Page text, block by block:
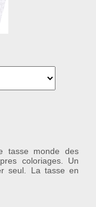
tasse monde des
coloriages. Un
seul. La tasse en